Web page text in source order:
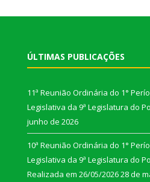
ÚLTIMAS PUBLICAÇÕES
11ª Reunião Ordinária do 1°
Legislativa da 9ª Legislatura do
junho de 2026
10ª Reunião Ordinária do 1°
Legislativa da 9ª Legislatura do
Realizada em 26/05/202628 de